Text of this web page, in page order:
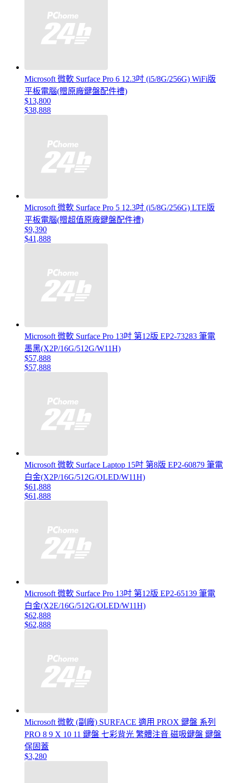
Microsoft 微軟 Surface Pro 6 12.3吋 (i5/8G/256G) WiFi版
平板電腦(贈原廠鍵盤配件禮)
$13,800
$38,888
Microsoft 微軟 Surface Pro 5 12.3吋 (i5/8G/256G) LTE版
平板電腦(贈超值原廠鍵盤配件禮)
$9,390
$41,888
Microsoft 微軟 Surface Pro 13吋 第12版 EP2-73283 筆電
墨黑(X2P/16G/512G/W11H)
$57,888
$57,888
Microsoft 微軟 Surface Laptop 15吋 第8版 EP2-60879 筆電
白金(X2P/16G/512G/OLED/W11H)
$61,888
$61,888
Microsoft 微軟 Surface Pro 13吋 第12版 EP2-65139 筆電
白金(X2E/16G/512G/OLED/W11H)
$62,888
$62,888
Microsoft 微軟 (副廠) SURFACE 適用 PROX 鍵盤 系列
PRO 8 9 X 10 11 鍵盤 七彩背光 繁體注音 磁吸鍵盤 鍵盤
保固蓋
$3,280